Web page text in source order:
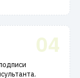
04